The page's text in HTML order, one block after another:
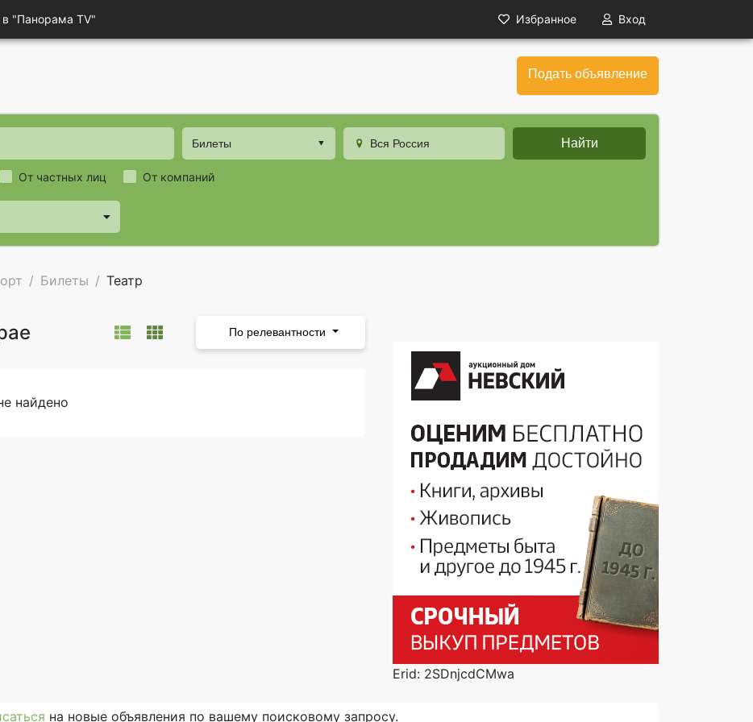
"Панорама TV" Избранное Вход
Подать объявление
Билеты Вся Россия Найти
От частных лиц От компаний
Билеты Театр
По релевантности
найдено
Erid: 2SDnjcdCMwa
на новые объявления по вашему поисковому запросу.